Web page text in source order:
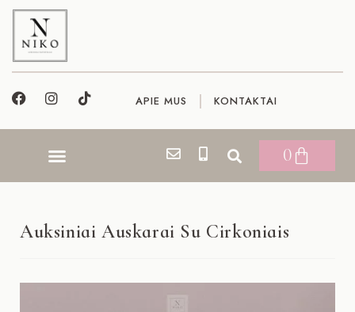
APIE MUS KONTAKTAI
0
Auksiniai Auskarai Su Cirkoniais